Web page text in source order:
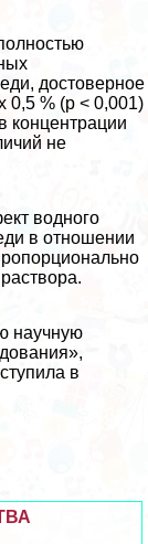
достоверное
0,5 % (р < 0,001)
концентрации
не
водного
в отношении
научную
в